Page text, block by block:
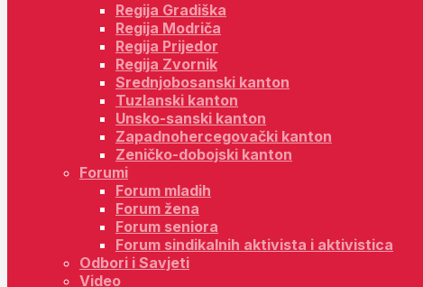
Regija Gradiška
Regija Modriča
Regija Prijedor
Regija Zvornik
Srednjobosanski kanton
Tuzlanski kanton
Unsko-sanski kanton
Zapadnohercegovački kanton
Zeničko-dobojski kanton
Forumi
Forum mladih
Forum žena
Forum seniora
Forum sindikalnih aktivista i aktivistica
Odbori i Savjeti
Video